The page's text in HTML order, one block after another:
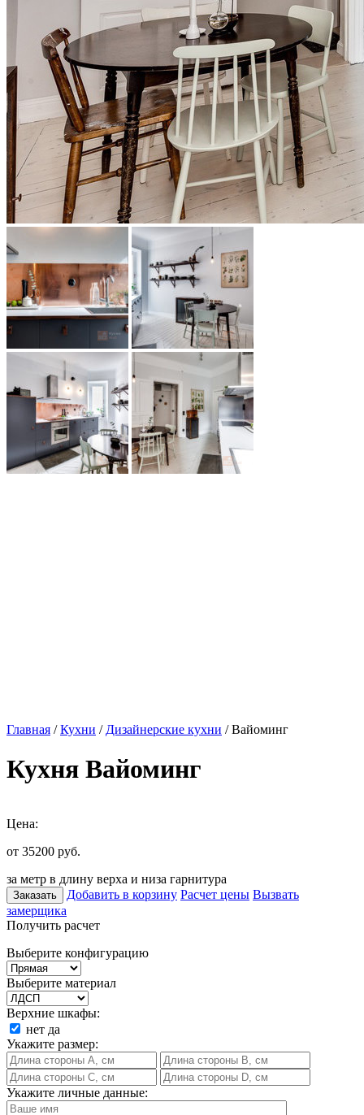
Главная /Кухни / Дизайнерские кухни / Вайоминг
Кухня Вайоминг
Цена:
от 35200 руб.
за метр в длину верха и низа гарнитура
Заказать Добавить в корзину Расчет цены Вызвать
замерщика
Получить расчет
Выберите конфигурацию
Выберите материал
Верхние шкафы:
нет да
Укажите размер:
Укажите личные данные: